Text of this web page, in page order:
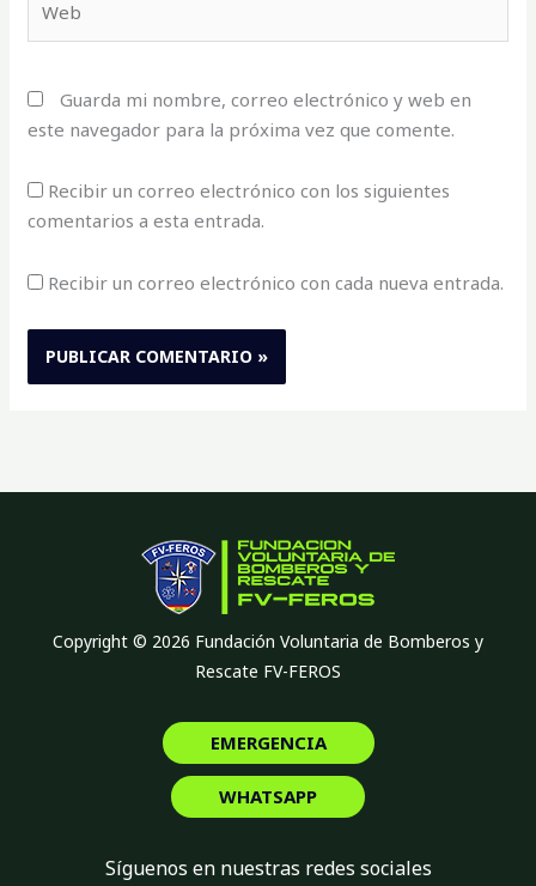
Guarda mi nombre, correo electrónico y web en
este navegador para la próxima vez que comente.
Recibir un correo electrónico con los siguientes
comentarios a esta entrada.
Recibir un correo electrónico con cada nueva entrada.
Copyright © 2026 Fundación Voluntaria de Bomberos y
Rescate FV-FEROS
EMERGENCIA
WHATSAPP
Síguenos en nuestras redes sociales